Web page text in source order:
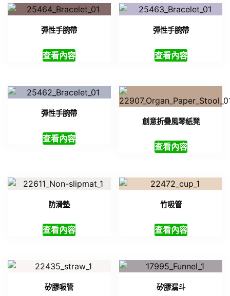
目
序
彈性手腕帶
查看內容
彈性手腕帶
查看內容
彈性手腕帶
查看內容
創意折疊風琴紙凳
查看內容
防滑墊
查看內容
竹吸管
查看內容
矽膠吸管 矽膠漏斗